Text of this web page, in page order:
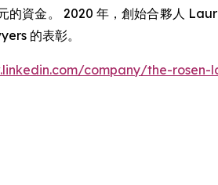
的資金。 2020 年，創始合夥人
的表彰。
company/the-rosen-